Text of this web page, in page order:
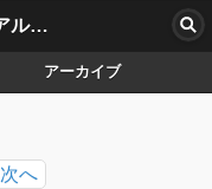
旧ホームページのアルバム
アーカイブ
次へ